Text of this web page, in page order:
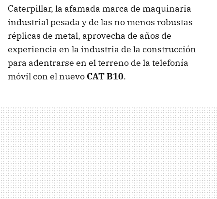
Caterpillar, la afamada marca de maquinaria
industrial pesada y de las no menos robustas
réplicas de metal, aprovecha de años de
experiencia en la industria de la construcción
para adentrarse en el terreno de la telefonía
móvil con el nuevo CATB10.